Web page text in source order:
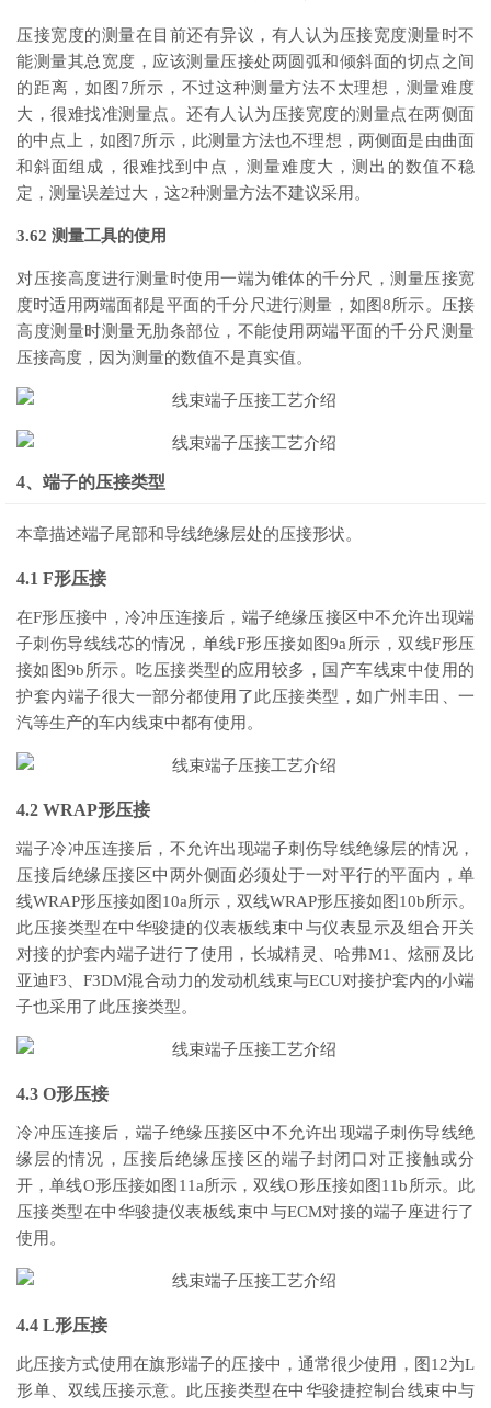
压接宽度的测量在目前还有异议，有人认为压接宽度测量时不
能测量其总宽度，应该测量压接处两圆弧和倾斜面的切点之间
的距离，如图7所示，不过这种测量方法不太理想，测量难度
大，很难找准测量点。还有人认为压接宽度的测量点在两侧面
的中点上，如图7所示，此测量方法也不理想，两侧面是由曲面
和斜面组成，很难找到中点，测量难度大，测出的数值不稳
定，测量误差过大，这2种测量方法不建议采用。
3.62 测量工具的使用
对压接高度进行测量时使用一端为锥体的千分尺，测量压接宽
度时适用两端面都是平面的千分尺进行测量，如图8所示。压接
高度测量时测量无肋条部位，不能使用两端平面的千分尺测量
压接高度，因为测量的数值不是真实值。
4、端子的压接类型
本章描述端子尾部和导线绝缘层处的压接形状。
4.1 F形压接
在F形压接中，冷冲压连接后，端子绝缘压接区中不允许出现端
子刺伤导线线芯的情况，单线F形压接如图9a所示，双线F形压
接如图9b所示。吃压接类型的应用较多，国产车线束中使用的
护套内端子很大一部分都使用了此压接类型，如广州丰田、一
汽等生产的车内线束中都有使用。
4.2 WRAP形压接
端子冷冲压连接后，不允许出现端子刺伤导线绝缘层的情况，
压接后绝缘压接区中两外侧面必须处于一对平行的平面内，单
线WRAP形压接如图10a所示，双线WRAP形压接如图10b所示。
此压接类型在中华骏捷的仪表板线束中与仪表显示及组合开关
对接的护套内端子进行了使用，长城精灵、哈弗M1、炫丽及比
亚迪F3、F3DM混合动力的发动机线束与ECU对接护套内的小端
子也采用了此压接类型。
4.3 O形压接
冷冲压连接后，端子绝缘压接区中不允许出现端子刺伤导线绝
缘层的情况，压接后绝缘压接区的端子封闭口对正接触或分
开，单线O形压接如图11a所示，双线O形压接如图11b所示。此
压接类型在中华骏捷仪表板线束中与ECM对接的端子座进行了
使用。
4.4 L形压接
此压接方式使用在旗形端子的压接中，通常很少使用，图12为L
形单、双线压接示意。此压接类型在中华骏捷控制台线束中与